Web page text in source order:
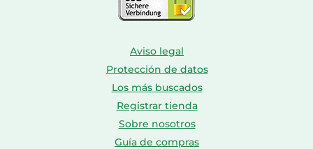
Aviso legal
Protección de datos
Los más buscados
Registrar tienda
Sobre nosotros
Guía de compras